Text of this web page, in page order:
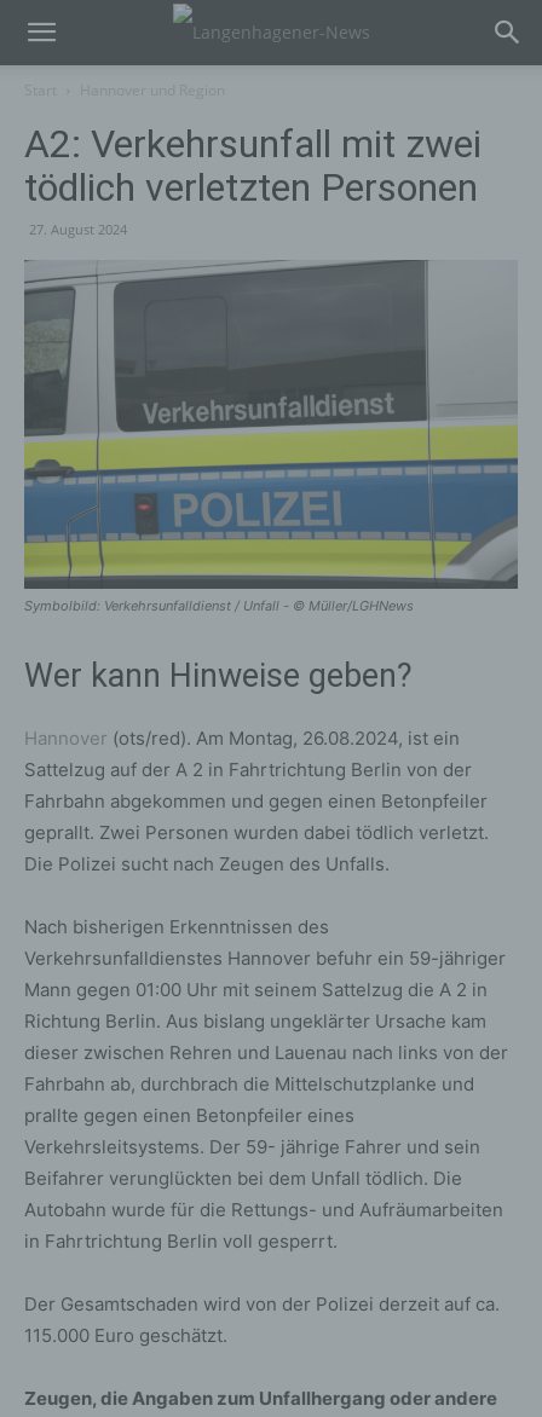
A2: Verkehrsunfall mit zwei
tödlich verletzten Personen
27. August 2024
Symbolbild: Verkehrsunfalldienst / Unfall - © Müller/LGHNews
Wer kann Hinweise geben?
Hannover (ots/red). Am Montag, 26.08.2024, ist ein
Sattelzug auf der A 2 in Fahrtrichtung Berlin von der
Fahrbahn abgekommen und gegen einen Betonpfeiler
geprallt. Zwei Personen wurden dabei tödlich verletzt.
Die Polizei sucht nach Zeugen des Unfalls.
Nach bisherigen Erkenntnissen des
Verkehrsunfalldienstes Hannover befuhr ein 59-jähriger
Mann gegen 01:00 Uhr mit seinem Sattelzug die A 2 in
Richtung Berlin. Aus bislang ungeklärter Ursache kam
dieser zwischen Rehren und Lauenau nach links von der
Fahrbahn ab, durchbrach die Mittelschutzplanke und
prallte gegen einen Betonpfeiler eines
Verkehrsleitsystems. Der 59- jährige Fahrer und sein
Beifahrer verunglückten bei dem Unfall tödlich. Die
Autobahn wurde für die Rettungs- und Aufräumarbeiten
in Fahrtrichtung Berlin voll gesperrt.
Der Gesamtschaden wird von der Polizei derzeit auf ca.
115.000 Euro geschätzt.
Zeugen, die Angaben zum Unfallhergang oder andere